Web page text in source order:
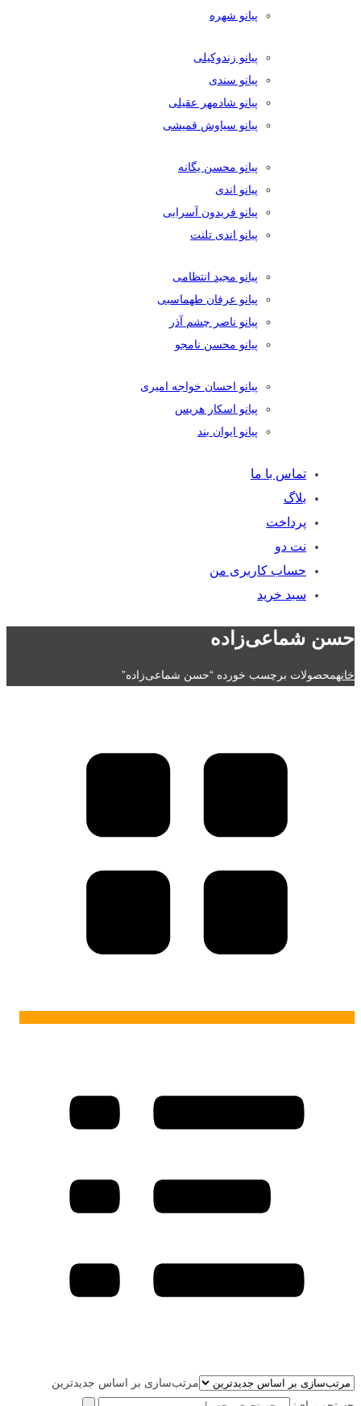
پیانو شهره
پیانو زندوکیلی
پیانو سندی
پیانو شادمهر عقیلی
پیانو سیاوش قمیشی
پیانو محسن یگانه
پیانو اندی
پیانو فریدون آسرایی
پیانو اندی تلنت
پیانو مجید انتظامی
پیانو عرفان طهماسبی
پیانو ناصر چشم آذر
پیانو محسن نامجو
پیانو احسان خواجه امیری
پیانو اسکار هریس
پیانو ایوان بند
تماس با ما
بلاگ
پرداخت
نت دو
حساب کاربری من
سبد خرید
حسن شماعی‌زاده
خانهمحصولات برچسب خورده “حسن شماعی‌زاده”
مرتب‌سازی بر اساس جدیدترین